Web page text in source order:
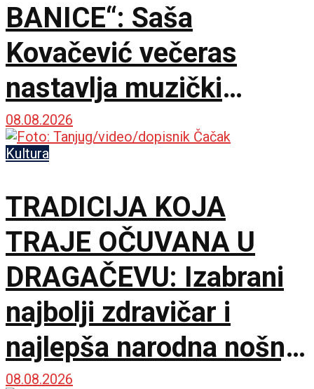
BANICE“: Saša
Kovačević večeras
nastavlja muzički
maraton u Beloj Palanci
08.08.2026
Kultura
TRADICIJA KOJA
TRAJE OČUVANA U
DRAGAČEVU: Izabrani
najbolji zdravičar i
najlepša narodna nošnja
na 65. Saboru trubača
08.08.2026